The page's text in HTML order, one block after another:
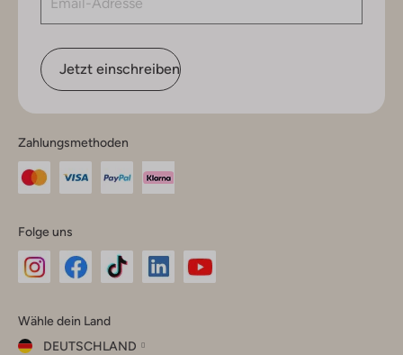
Jetzt einschreiben
Zahlungsmethoden
Folge uns
Instagram
Facebook
TikTok
Wähle dein Land
DEUTSCHLAND